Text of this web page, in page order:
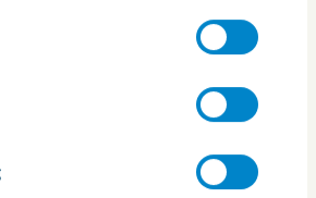
upptäckte en
Kiruna